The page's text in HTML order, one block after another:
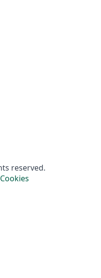
reserved.
Cookies